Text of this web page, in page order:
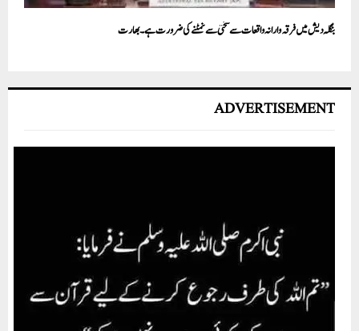
بنگلہ دیش میں فرقہ وارانہ واقعات سے سختی سے نمٹنے کی ضرورت ہے۔ بھارت
ADVERTISEMENT